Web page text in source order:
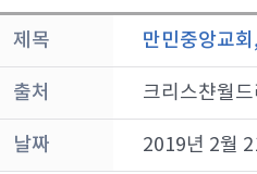
제목 만민중앙교
출처 크리스챤월
날짜 2019년 2월